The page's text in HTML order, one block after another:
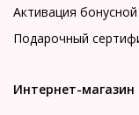
Активация
Подарочный
Интернет-магазин